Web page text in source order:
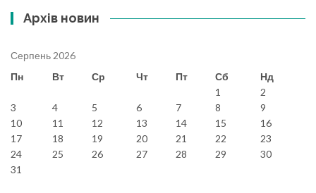
Архів новин
Серпень 2026
Пн
Вт Ср Чт Пт Сб
Нд
1
2
3
4 5 6 7 8
9
10
11 12 13 14 15
16
17
18 19 20 21 22
23
24
25 26 27 28 29
30
31